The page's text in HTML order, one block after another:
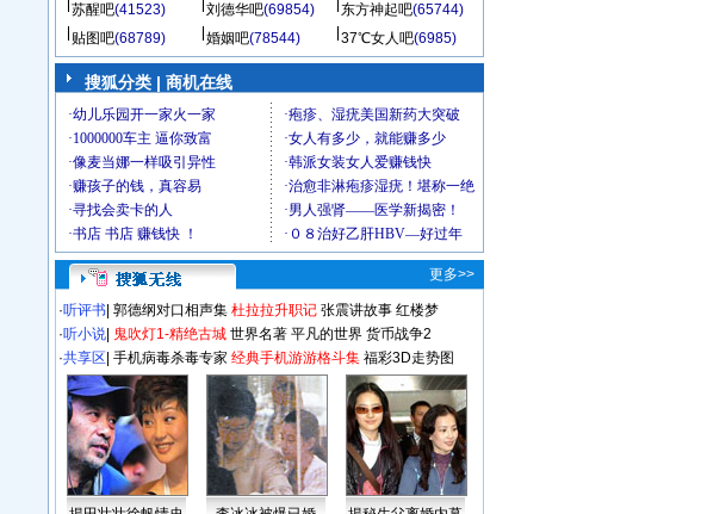
苏醒吧(41523) 刘德华吧(69854) 东方神起吧(65744)
贴图吧(68789) 婚姻吧(78544) 37℃女人吧(6985)
搜狐分类 | 商机在线
更多>>
·听评书 郭德纲对口相声集 杜拉拉升职记 张震讲故事 红楼梦
·听小说 鬼吹灯1-精绝古城 世界名著 平凡的世界 货币战争2
·共享区 手机病毒杀毒专家 经典手机游游格斗集 福彩3D走势图